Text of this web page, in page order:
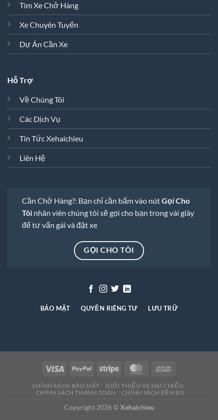
Tìm Xe Chở Hàng
Xe Chuyên Tuyến
Dự Án Cần Xe
Hỗ Trợ
Về Chúng Tôi
Các Dịch Vụ
Tin Tức Xehaichieu
Liên Hệ
Cần Chở Hàng?: Bạn chỉ cần bấm vào nútGọi Cho
Tôi nhân viên chúng tôi sẽ gọi cho bạn trong vài giây
để tư vấn gái và đặt xe
GỌI CHO TÔI
BẢO MẬT QUYỀN RIÊNG TƯ LƯU TRỮ
CHÍNH SÁCH BẢO MẬT
GIỚI THIỆU XE HAI CHIỀU
CHÍNH SÁCH THANH TOÁN
CHÍNH SÁCH ĐỀN BÙ
Copyright 2026 ©Xehaichieu